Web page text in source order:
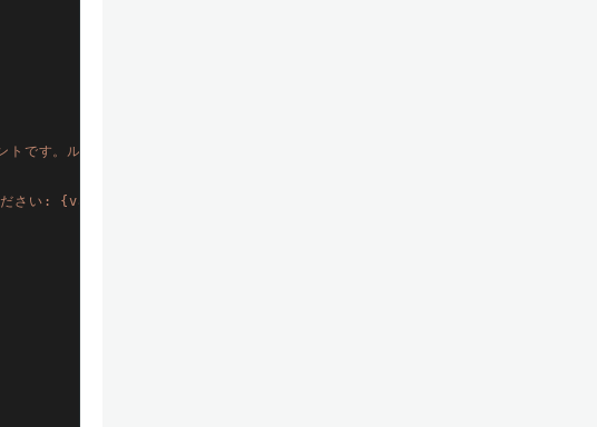
です。ルールを参照しながら、文脈に適した形で表現を変換してください。例えば、
ください: {value} -&gt; {key}"